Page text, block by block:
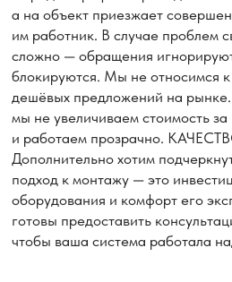
Услуги нашей компании
9 BTU
(25м²)
12 BTU
(35м²)
18BTU
(50м²)
Стандартный монтаж